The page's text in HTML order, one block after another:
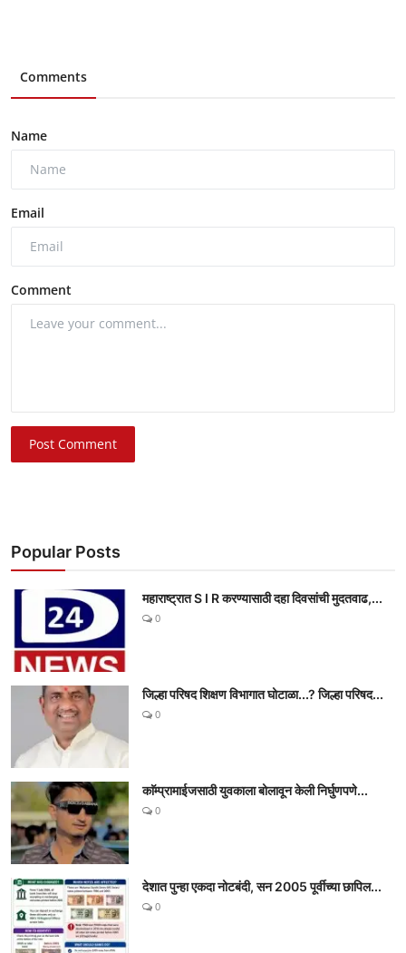
Comments
Name
Email
Comment
Post Comment
Popular Posts
महाराष्ट्रात S I R करण्यासाठी दहा दिवसांची मुदतवाढ,...
0
जिल्हा परिषद शिक्षण विभागात घोटाळा...? जिल्हा परिषद...
0
काॅम्प्रामाईजसाठी युवकाला बोलावून केली निर्घुणपणे...
0
देशात पुन्हा एकदा नोटबंदी, सन 2005 पूर्वीच्या छापिल...
0